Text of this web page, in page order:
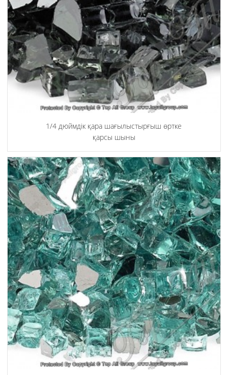
1/4 дюймдік қара шағылыстырғыш өртке
қарсы шыны